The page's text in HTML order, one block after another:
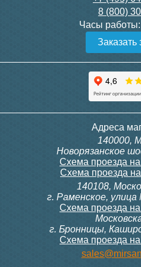
Конвектор ITT.080.200.1300
с решеткой GRILL.SGW-20-
Конвектор ITT.080.200.1000
с решеткой GRILL.SGW-20-
Подробнее
300, 230В (врезной - квадр.
9 700
8 (800)
Часы работы:
Заказать
Адреса
140000,
Новорязанское
Схема проезда
Схема проезда
140108,
г. Раменское, улица
Схема проезда
г. Бронницы,
Схема проезда